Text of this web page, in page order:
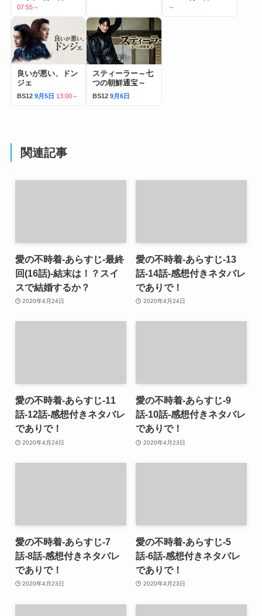
07:55～
～
良いが悪い、ドン
ジェ
BS12 9月5日 13:00～
スティーラー～七
つの朝鮮通宝～
BS12 9月6日
関連記事
愛の不時着-あらすじ-最終
回(16話)-結末は！？スイ
スで結婚するか？
2020年4月24日
愛の不時着-あらすじ-13
話-14話-感想付きネタバレ
でありで！
2020年4月24日
愛の不時着-あらすじ-11
話-12話-感想付きネタバレ
でありで！
2020年4月24日
愛の不時着-あらすじ-9
話-10話-感想付きネタバレ
でありで！
2020年4月23日
愛の不時着-あらすじ-7
話-8話-感想付きネタバレ
でありで！
2020年4月23日
愛の不時着-あらすじ-5
話-6話-感想付きネタバレ
でありで！
2020年4月23日